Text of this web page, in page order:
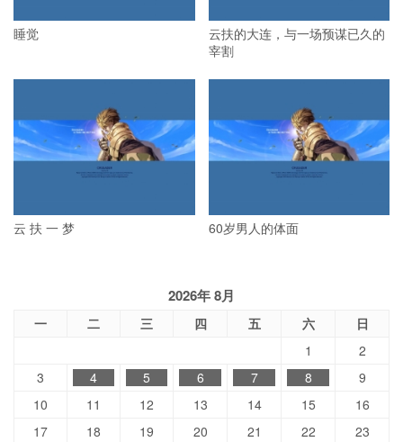
睡觉
云扶的大连，与一场预谋已久的
宰割
云 扶 一 梦 60岁男人的体面
2026年 8月
一 二 三 四 五 六
日
1
2
3
4 5 6 7 8
9
10
11 12 13 14 15
16
17
18 19 20 21 22
23